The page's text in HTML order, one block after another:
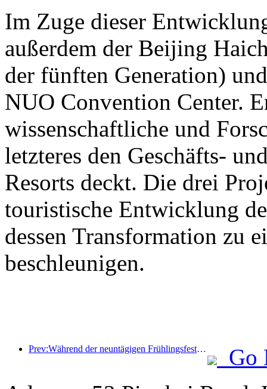
Im Zuge dieser
außerdem der Beijing
der fünften Generation)
NUO Convention Center.
wissenschaftliche und
letzteres den Geschäfts-
Resorts deckt. Die drei
touristische Entwicklung
dessen Transformation zu
beschleunigen.
Prev:Während der neuntägigen Frühlingsfesttage werden voraussichtlich mehr als 18 Millionen Menschen ins Land ein- und ausreisen.
Go